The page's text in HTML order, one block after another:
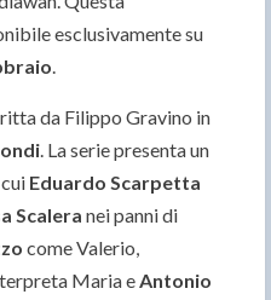
esclusivamente su
.
da Filippo Gravino in
. La serie presenta un
Eduardo Scarpetta
Scalera nei panni di
come Valerio,
Maria eAntonio